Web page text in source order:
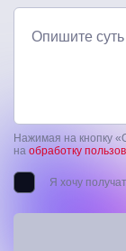
Опишите
Нажимая на кнопку
на обработку
Я хочу